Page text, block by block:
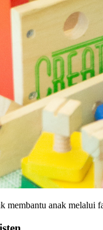
anak melalui